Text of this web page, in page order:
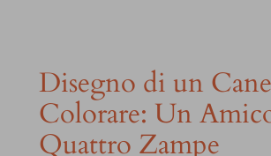
Disegno di un
Colorare: Un
Quattro Zampe